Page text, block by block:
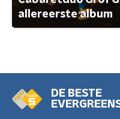
allereerste album
DE BESTE